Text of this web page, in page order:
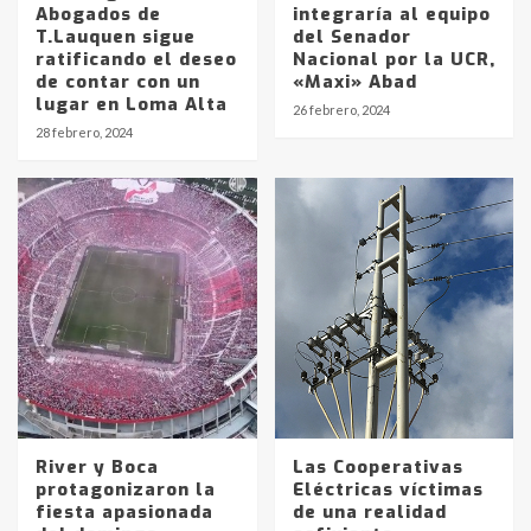
Abogados de
T.Lauquen sigue
ratificando el deseo
de contar con un
lugar en Loma Alta
28 febrero, 2024
integraría al equipo
del Senador
Nacional por la UCR,
«Maxi» Abad
26 febrero, 2024
River y Boca
protagonizaron la
fiesta apasionada
Las Cooperativas
Eléctricas víctimas
de una realidad